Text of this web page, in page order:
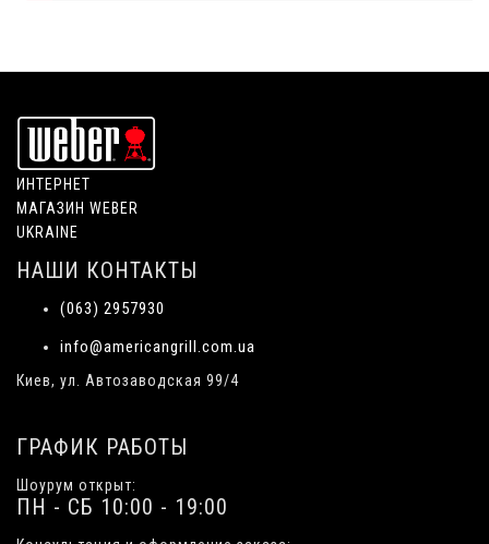
ИНТЕРНЕТ
МАГАЗИН WEBER
UKRAINE
НАШИ КОНТАКТЫ
(063) 2957930
info@americangrill.com.ua
Киев, ул. Автозаводская 99/4
ГРАФИК РАБОТЫ
Шоурум открыт:
ПН - СБ 10:00 - 19:00